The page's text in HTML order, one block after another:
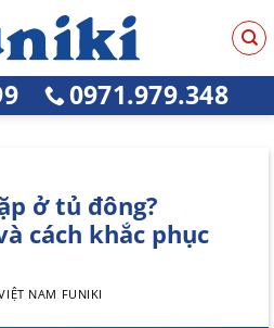
0971.979.348
ở tủ đông?
cách khắc phục
NAM FUNIKI